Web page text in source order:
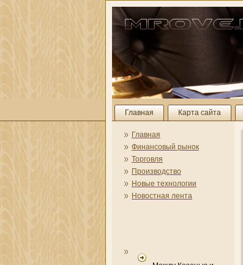
Главная Карта сайта
Главная
Финансовый рынок
Торговля
Производство
Новые технологии
Новостная лента